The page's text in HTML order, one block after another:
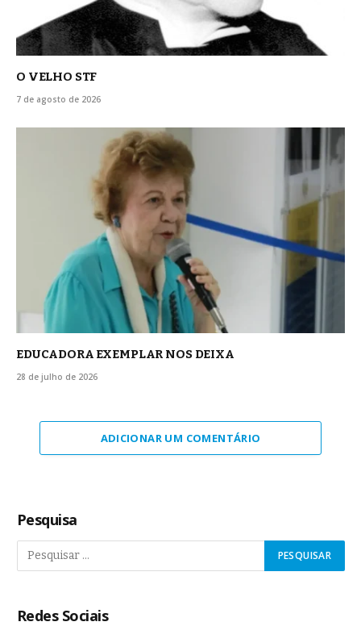
O VELHO STF
7 de agosto de 2026
EDUCADORA EXEMPLAR NOS DEIXA
28 de julho de 2026
ADICIONAR UM COMENTÁRIO
Pesquisa
Redes Sociais